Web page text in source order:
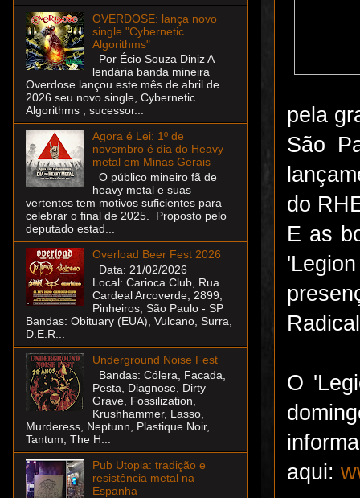
pela
São
do
E as
O
aqui:
OVERDOSE: lança novo
single "Cybernetic
Algorithms"
Por Écio Souza Diniz A
lendária banda mineira
Overdose lançou este mês de abril de
2026 seu novo single, Cybernetic
Algorithms , sucessor...
Agora é Lei: 1º de
novembro é dia do Heavy
metal em Minas Gerais
O público mineiro fã de
heavy metal e suas
vertentes tem motivos suficientes para
celebrar o final de 2025. Proposto pelo
deputado estad...
Overload Beer Fest 2026
Data: 21/02/2026
Local: Carioca Club, Rua
Cardeal Arcoverde, 2899,
Pinheiros, São Paulo - SP
Bandas: Obituary (EUA), Vulcano, Surra,
D.E.R...
Underground Noise Fest
Bandas: Cólera, Facada,
Pesta, Diagnose, Dirty
Grave, Fossilization,
Krushhammer, Lasso,
Murderess, Neptunn, Plastique Noir,
Tantum, The H...
Pub Utopia: tradição e
resistência metal na
Espanha